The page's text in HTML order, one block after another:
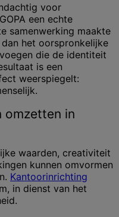
voor
een echte
samenwerking maakte
het oorspronkelijke
die de identiteit
is een
weerspiegelt:
omzetten in
waarden, creativiteit
kunnen omvormen
Kantoorinrichting
in dienst van het